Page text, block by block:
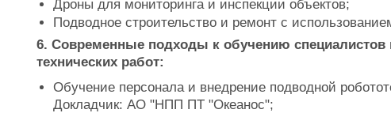
Дроны для мониторинга и инспекции объектов;
Подводное строительство и ремонт с
6. Современные подходы к обучению специалистов
технических работ:
Обучение персонала и внедрение подводной
Докладчик: АО "НПП ПТ "Океанос";